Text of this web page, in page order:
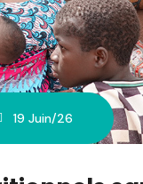
19 Juin/26